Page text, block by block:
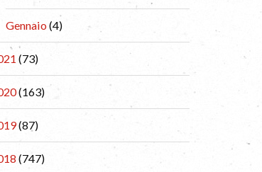
Gennaio(4)
(73)
(163)
(87)
(747)